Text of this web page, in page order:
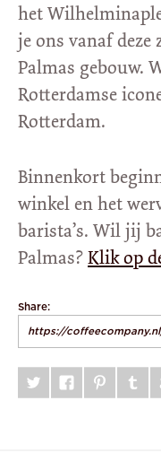
het
je ons vanaf
Palmas gebouw.
Rotterdamse
Rotterdam.
Binnenkort
winkel en het
barista’s. Wil jij
Palmas?Klik op
Share: